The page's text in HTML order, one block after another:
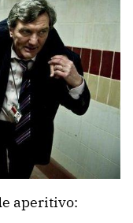
aperitivo: